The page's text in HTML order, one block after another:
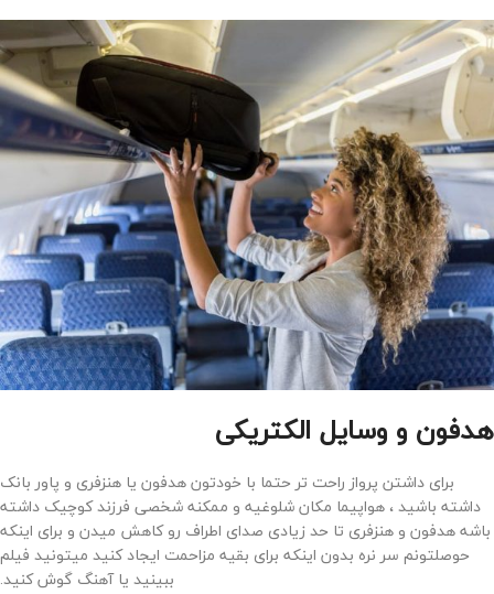
هدفون و وسایل الکتریکی
برای داشتن پرواز راحت تر حتما با خودتون هدفون یا هنزفری و پاور بانک
داشته باشید ، هواپیما مکان شلوغیه و ممکنه شخصی فرزند کوچیک داشته
باشه هدفون و هنزفری تا حد زیادی صدای اطراف رو کاهش میدن و برای اینکه
حوصلتونم سر نره بدون اینکه برای بقیه مزاحمت ایجاد کنید میتونید فیلم
ببینید یا آهنگ گوش کنید.